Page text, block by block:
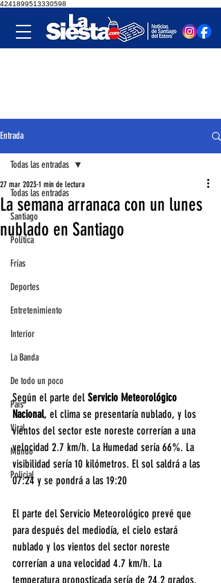
4241899513330598
Entrada
Todas las entradas
Santiago
Política
Frías
Deportes
Entretenimiento
Interior
La Banda
De todo un poco
País
Viral
Mundo
Policial
Todas las entradas
La semana arranaca con un lunes
nublado en Santiago
27 mar 2023 1 min de lectura
Según el parte del Servicio Meteorológico
Nacional, el clima se presentaría nublado, y los
vientos del sector este noreste correrían a una
velocidad 2.7 km/h. La Humedad sería 66%. La
visibilidad sería 10 kilómetros. El sol saldrá a las
07:24 y se pondrá a las 19:20
El parte del Servicio Meteorológico prevé que
para después del mediodía, el cielo estará
nublado y los vientos del sector noreste
correrían a una velocidad 4.7 km/h. La
temperatura pronosticada sería de 24.2 grados.